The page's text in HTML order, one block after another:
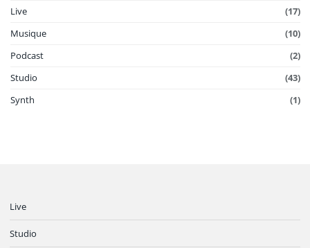
Live
(17)
Musique
(10)
Podcast
(2)
Studio
(43)
Synth
(1)
Live
Studio